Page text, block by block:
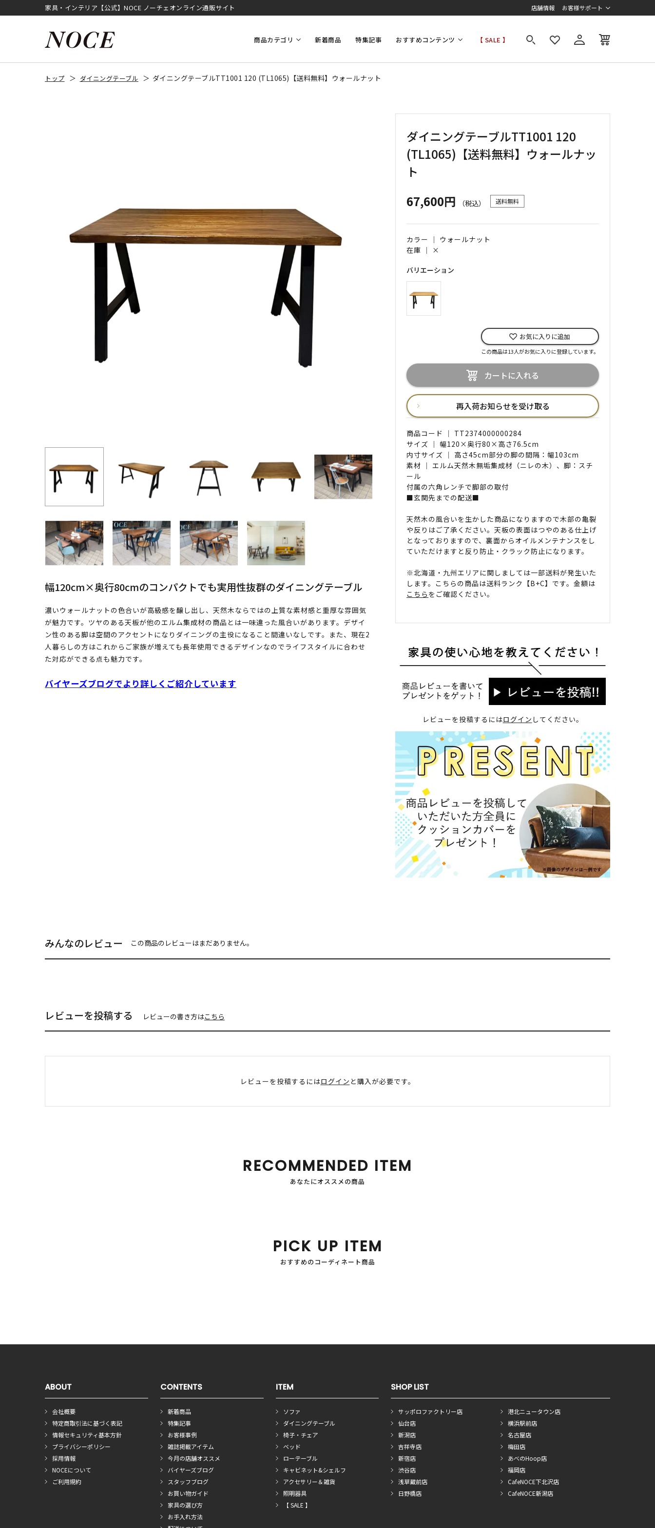
家具・インテリア【公式】NOCE ノーチェオンライン通販サイト 店舗情報 お客様サポート
商品カテゴリ 新着商品 特集記事 おすすめコンテンツ 【 SALE 】
トップ ダイニングテーブル ダイニングテーブルTT1001 120 (TL1065)【送料無料】ウォールナット
幅120cm×奥行80cmのコンパクトでも実用性抜群のダイニングテーブル
濃いウォールナットの色合いが高級感を醸し出し、天然木ならではの上質な素材感と重厚な雰囲気
が魅力です。ツヤのある天板が他のエルム集成材の商品とは一味違った風合いがあります。デザイ
ン性のある脚は空間のアクセントになりダイニングの主役になること間違いなしです。また、現在2
人暮らしの方はこれからご家族が増えても長年使用できるデザインなのでライフスタイルに合わせ
た対応ができる点も魅力です。
バイヤーズブログでより詳しくご紹介しています
ダイニングテーブルTT1001 120
(TL1065)【送料無料】ウォールナッ
ト
67,600円
（税込） 送料無料
カラー ｜ ウォールナット
在庫 ｜ ×
バリエーション
お気に入りに追加
この商品は13人がお気に入りに登録しています。
カートに入れる
再入荷お知らせを受け取る
商品コード ｜ TT2374000000284
サイズ ｜ 幅120×奥行80×高さ76.5cm
内寸サイズ ｜ 高さ45cm部分の脚の間隔：幅103cm
素材 ｜ エルム天然木無垢集成材（ニレの木）、脚：スチ
ール
付属の六角レンチで脚部の取付
■玄関先までの配送■
天然木の風合いを生かした商品になりますので木部の亀裂
や反りはご了承ください。天板の表面はつやのある仕上げ
となっておりますので、裏面からオイルメンテナンスをし
ていただけますと反り防止・クラック防止になります。
※北海道・九州エリアに関しましては一部送料が発生いた
します。こちらの商品は送料ランク【B+C】です。金額は
こちら をご確認ください。
レビューを投稿するにはログイン してください。
みんなのレビュー この商品のレビューはまだありません。
レビューを投稿する レビューの書き方はこちら
レビューを投稿するにはログイン と購入が必要です。
RECOMMENDED ITEM
あなたにオススメの商品
PICK UP ITEM
おすすめのコーディネート商品
ABOUT
会社概要
特定商取引法に基づく表記
情報セキュリティ基本方針
プライバシーポリシー
採用情報
NOCEについて
ご利用規約
CONTENTS
新着商品
特集記事
お客様事例
雑誌掲載アイテム
今月の店舗オススメ
バイヤーズブログ
スタッフブログ
お買い物ガイド
家具の選び方
お手入れ方法
ITEM
ソファ
ダイニングテーブル
椅子・チェア
ベッド
ローテーブル
キャビネット&シェルフ
アクセサリー＆雑貨
照明器具
【 SALE 】
SHOP LIST
サッポロファクトリー店
仙台店
新潟店
吉祥寺店
新宿店
渋谷店
浅草蔵前店
日野橋店
港北ニュータウン店
横浜駅前店
名古屋店
梅田店
あべのHoop店
福岡店
CafeNOCE下北沢店
CafeNOCE新潟店